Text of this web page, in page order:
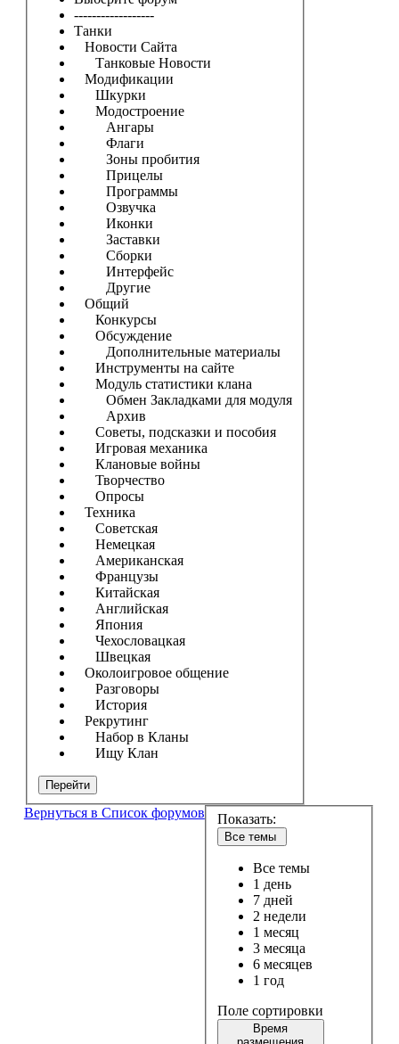
------------------
Танки
Новости Сайта
Танковые Новости
Модификации
Шкурки
Модостроение
Ангары
Флаги
Зоны пробития
Прицелы
Программы
Озвучка
Иконки
Заставки
Сборки
Интерфейс
Другие
Общий
Конкурсы
Обсуждение
Дополнительные материалы
Инструменты на сайте
Модуль статистики клана
Обмен Закладками для модуля
Архив
Советы, подсказки и пособия
Игровая механика
Клановые войны
Творчество
Опросы
Техника
Советская
Немецкая
Американская
Французы
Китайская
Английская
Япония
Чехословацкая
Швецкая
Околоигровое общение
Разговоры
История
Рекрутинг
Набор в Кланы
Ищу Клан
Перейти
Вернуться в Список форумов Показать:
Все темы
Все темы
1 день
7 дней
2 недели
1 месяц
3 месяца
6 месяцев
1 год
Поле сортировки
Время